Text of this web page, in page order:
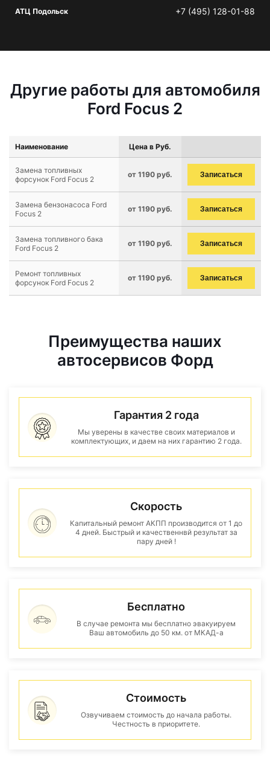
АТЦ Подольск +7 (495) 128-01-88
Другие работы для автомобиля
Ford Focus 2
Наименование Цена в Руб.
Замена топливных
форсунок Ford Focus 2
от 1190 руб. Записаться
Замена бензонасоса Ford
Focus 2
от 1190 руб. Записаться
Замена топливного бака
Ford Focus 2
от 1190 руб. Записаться
Ремонт топливных
форсунок Ford Focus 2
от 1190 руб. Записаться
Преимущества наших
автосервисов Форд
Гарантия 2 года
Мы уверены в качестве своих материалов и
комплектующих, и даем на них гарантию 2 года.
Скорость
Капитальный ремонт АКПП производится от 1 до
4 дней. Быстрый и качественнвй результат за
пару дней !
Бесплатно
В случае ремонта мы бесплатно эвакуируем
Ваш автомобиль до 50 км. от МКАД-а
Стоимость
Озвучиваем стоимость до начала работы.
Честность в приоритете.